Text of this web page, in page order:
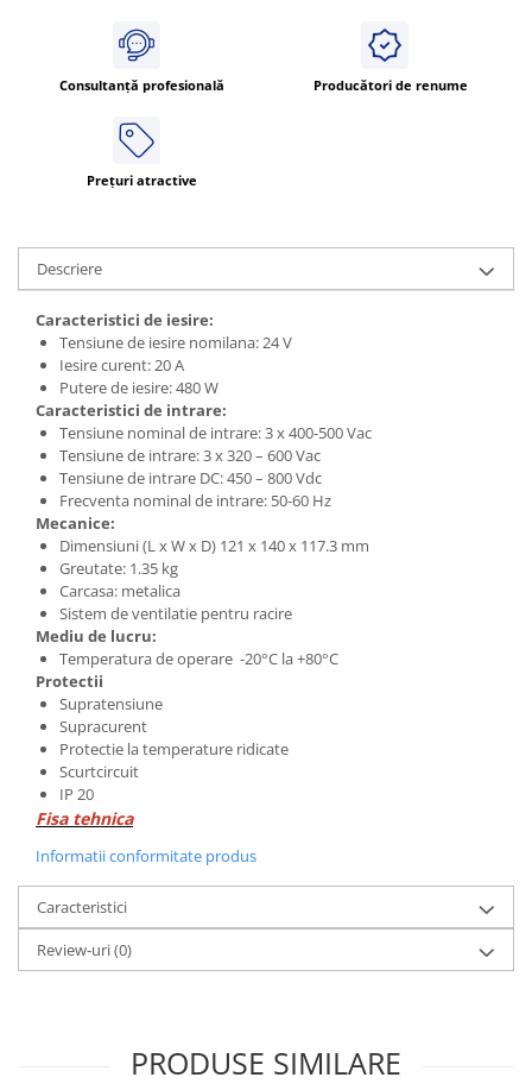
Consultanță profesională Producători de renume
Prețuri atractive
Descriere
Caracteristici de iesire:
Tensiune de iesire nomilana: 24 V
Iesire curent: 20 A
Putere de iesire: 480 W
Caracteristici de intrare:
Tensiune nominal de intrare: 3 x 400-500 Vac
Tensiune de intrare: 3 x 320 – 600 Vac
Tensiune de intrare DC: 450 – 800 Vdc
Frecventa nominal de intrare: 50-60 Hz
Mecanice:
Dimensiuni (L x W x D) 121 x 140 x 117.3 mm
Greutate: 1.35 kg
Carcasa: metalica
Sistem de ventilatie pentru racire
Mediu de lucru:
Temperatura de operare -20°C la +80°C
Protectii
Supratensiune
Supracurent
Protectie la temperature ridicate
Scurtcircuit
IP 20
Fisa tehnica
Informatii conformitate produs
Caracteristici
Review-uri(0)
PRODUSE SIMILARE